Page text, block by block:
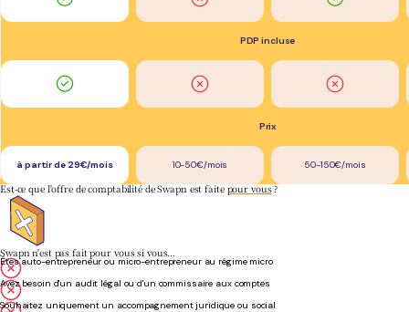
PDP incluse
Prix
à partir de 29€/mois 10-50€/mois 50-150€/mois
Est-ce que l'offre de comptabilité de Swapn est faitepour vous?
Swapn n'est pas fait pour vous si vous…
Êtes auto-entrepreneur ou micro-entrepreneur au régime micro
Avez besoin d'un audit légal ou d'un commissaire aux comptes
Souhaitez uniquement un accompagnement juridique ou social